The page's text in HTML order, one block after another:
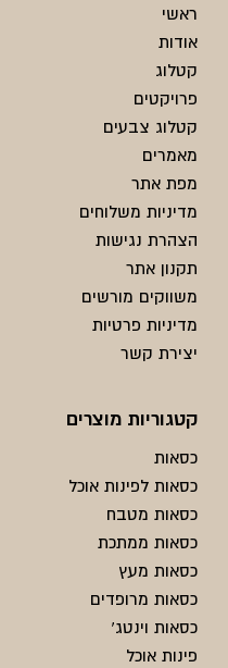
ראשי
אודות
קטלוג
פרויקטים
קטלוג צבעים
מאמרים
מפת אתר
מדיניות משלוחים
הצהרת נגישות
תקנון אתר
משווקים מורשים
מדיניות פרטיות
יצירת קשר
קטגוריות מוצרים
כסאות
כסאות לפינות אוכל
כסאות מטבח
כסאות ממתכת
כסאות מעץ
כסאות מרופדים
כסאות וינטג'
פינות אוכל